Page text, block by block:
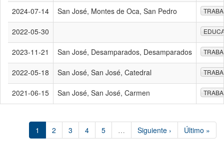
2024-07-14 San José, Montes de Oca, San Pedro
2022-05-30
2023-11-21 San José, Desamparados, Desamparados
2022-05-18 San José, San José, Catedral
2021-06-15 San José, San José, Carmen
1 2 3 4 5 … Siguiente › Último »